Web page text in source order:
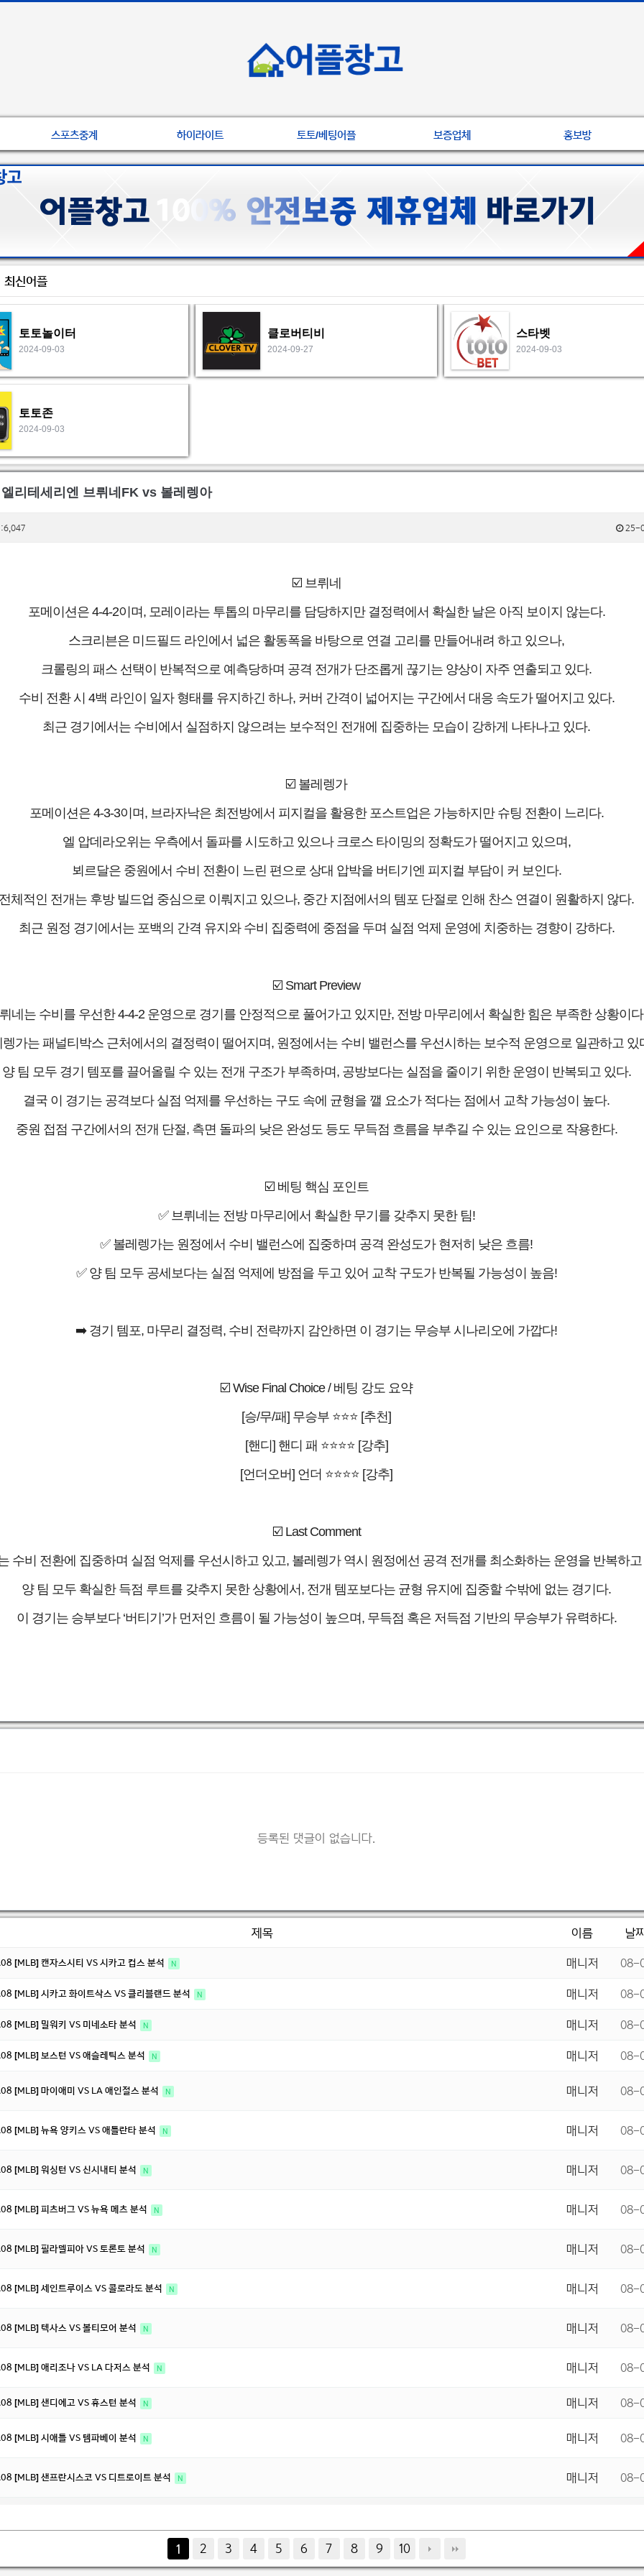
스포츠중계 하이라이트 토토/베팅어플 보증업체 홍보방
최신어플
토토놀이터
2024-09-03
클로버티비
2024-09-27
스타벳
2024-09-03
토토존
2024-09-03
리테세리엔 브뤼네FK vs 볼레렝아
25-
☑️ 브뤼네
포메이션은 4-4-2이며, 모레이라는 투톱의 마무리를 담당하지만 결정력에서 확실한 날은 아직 보이지 않는다.
스크리븐은 미드필드 라인에서 넓은 활동폭을 바탕으로 연결 고리를 만들어내려 하고 있으나,
크롤링의 패스 선택이 반복적으로 예측당하며 공격 전개가 단조롭게 끊기는 양상이 자주 연출되고 있다.
수비 전환 시 4백 라인이 일자 형태를 유지하긴 하나, 커버 간격이 넓어지는 구간에서 대응 속도가 떨어지고 있다.
최근 경기에서는 수비에서 실점하지 않으려는 보수적인 전개에 집중하는 모습이 강하게 나타나고 있다.
☑️ 볼레렝가
포메이션은 4-3-3이며, 브라자낙은 최전방에서 피지컬을 활용한 포스트업은 가능하지만 슈팅 전환이 느리다.
엘 압데라오위는 우측에서 돌파를 시도하고 있으나 크로스 타이밍의 정확도가 떨어지고 있으며,
뵈르달은 중원에서 수비 전환이 느린 편으로 상대 압박을 버티기엔 피지컬 부담이 커 보인다.
체적인 전개는 후방 빌드업 중심으로 이뤄지고 있으나, 중간 지점에서의 템포 단절로 인해 찬스 연결이 원활하지 않다.
최근 원정 경기에서는 포백의 간격 유지와 수비 집중력에 중점을 두며 실점 억제 운영에 치중하는 경향이 강하다.
☑️ Smart Preview
네는 수비를 우선한 4-4-2 운영으로 경기를 안정적으로 풀어가고 있지만, 전방 마무리에서 확실한 힘은 부족한 상황이
가는 패널티박스 근처에서의 결정력이 떨어지며, 원정에서는 수비 밸런스를 우선시하는 보수적 운영으로 일관하고 있
양 팀 모두 경기 템포를 끌어올릴 수 있는 전개 구조가 부족하며, 공방보다는 실점을 줄이기 위한 운영이 반복되고 있다.
결국 이 경기는 공격보다 실점 억제를 우선하는 구도 속에 균형을 깰 요소가 적다는 점에서 교착 가능성이 높다.
중원 접점 구간에서의 전개 단절, 측면 돌파의 낮은 완성도 등도 무득점 흐름을 부추길 수 있는 요인으로 작용한다.
☑️ 베팅 핵심 포인트
✅ 브뤼네는 전방 마무리에서 확실한 무기를 갖추지 못한 팀!
✅ 볼레렝가는 원정에서 수비 밸런스에 집중하며 공격 완성도가 현저히 낮은 흐름!
✅ 양 팀 모두 공세보다는 실점 억제에 방점을 두고 있어 교착 구도가 반복될 가능성이 높음!
➡️ 경기 템포, 마무리 결정력, 수비 전략까지 감안하면 이 경기는 무승부 시나리오에 가깝다!
☑️ Wise Final Choice / 베팅 강도 요약
[승/무/패] 무승부 ⭐⭐⭐ [추천]
[핸디] 핸디 패 ⭐⭐⭐⭐ [강추]
[언더오버] 언더 ⭐⭐⭐⭐ [강추]
☑️ Last Comment
수비 전환에 집중하며 실점 억제를 우선시하고 있고, 볼레렝가 역시 원정에선 공격 전개를 최소화하는 운영을 반복하
양 팀 모두 확실한 득점 루트를 갖추지 못한 상황에서, 전개 템포보다는 균형 유지에 집중할 수밖에 없는 경기다.
이 경기는 승부보다 ‘버티기’가 먼저인 흐름이 될 가능성이 높으며, 무득점 혹은 저득점 기반의 무승부가 유력하다.
등록된 댓글이 없습니다.
제목 이름 날
[MLB] 캔자스시티 VS 시카고 컵스 분석 N 매니저 08-
[MLB] 시카고 화이트삭스 VS 클리블랜드 분석 N 매니저 08-
[MLB] 밀워키 VS 미네소타 분석 N 매니저 08-
[MLB] 보스턴 VS 애슬레틱스 분석 N 매니저 08-
[MLB] 마이애미 VS LA 애인절스 분석 N 매니저 08-
[MLB] 뉴욕 양키스 VS 애틀란타 분석 N 매니저 08-
[MLB] 워싱턴 VS 신시내티 분석 N 매니저 08-
[MLB] 피츠버그 VS 뉴욕 메츠 분석 N 매니저 08-
[MLB] 필라델피아 VS 토론토 분석 N 매니저 08-
[MLB] 세인트루이스 VS 콜로라도 분석 N 매니저 08-
[MLB] 텍사스 VS 볼티모어 분석 N 매니저 08-
[MLB] 애리조나 VS LA 다저스 분석 N 매니저 08-
[MLB] 샌디에고 VS 휴스턴 분석 N 매니저 08-
[MLB] 시애틀 VS 템파베이 분석 N 매니저 08-
[MLB] 샌프란시스코 VS 디트로이트 분석 N 매니저 08-
1 2 3 4 5 6 7 8 9 10